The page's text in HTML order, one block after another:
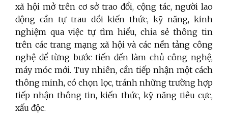
xã hội mở trên cơ sở trao đổi, cộng tác, người lao
động cần tự trau dồi kiến thức, kỹ năng, kinh
nghiệm qua việc tự tìm hiểu, chia sẻ thông tin
trên các trang mạng xã hội và các nền tảng công
nghệ để từng bước tiến đến làm chủ công nghệ,
máy móc mới. Tuy nhiên, cần tiếp nhận một cách
thông minh, có chọn lọc, tránh những trường hợp
tiếp nhận thông tin, kiến thức, kỹ năng tiêu cực,
xấu độc.